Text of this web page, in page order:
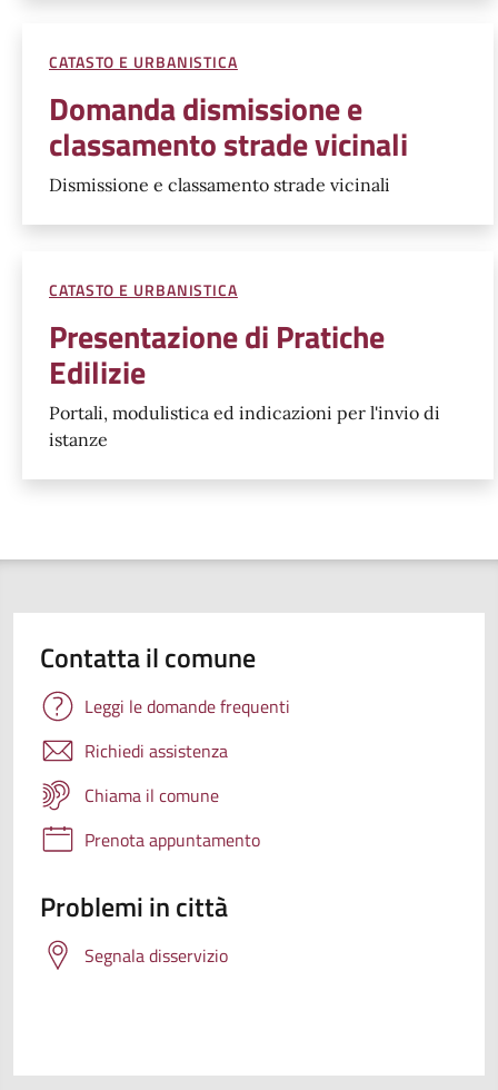
CATASTO E URBANISTICA
Domanda dismissione e
classamento strade vicinali
Dismissione e classamento strade vicinali
CATASTO E URBANISTICA
Presentazione di Pratiche
Edilizie
Portali, modulistica ed indicazioni per l'invio di
istanze
Contatta il comune
Leggi le domande frequenti
Richiedi assistenza
Chiama il comune
Prenota appuntamento
Problemi in città
Segnala disservizio